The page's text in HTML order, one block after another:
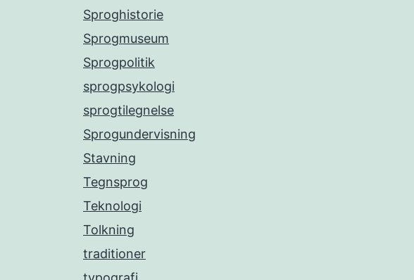
Sproghistorie
Sprogmuseum
Sprogpolitik
sprogpsykologi
sprogtilegnelse
Sprogundervisning
Stavning
Tegnsprog
Teknologi
Tolkning
traditioner